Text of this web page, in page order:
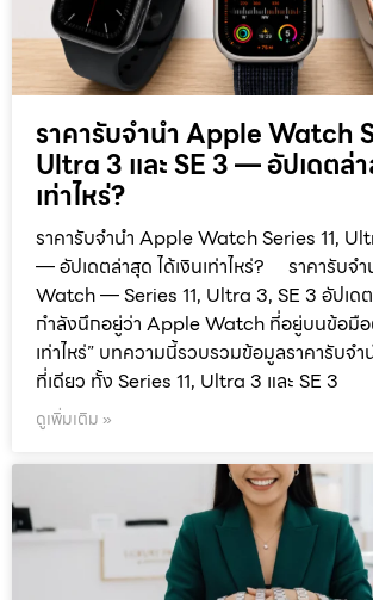
ราคารับจำนำ Apple Watch
Ultra 3 และ SE 3 — อัปเดตล่า
เท่าไหร่?
ราคารับจำนำ Apple Watch Series 11,
— อัปเดตล่าสุด ได้เงินเท่าไหร่? ราคารับจ
Watch — Series 11, Ultra 3, SE 3 อัปเด
กำลังนึกอยู่ว่า Apple Watch ที่อยู่บนข้อมือ
เท่าไหร่” บทความนี้รวบรวมข้อมูลราคารับจำ
ที่เดียว ทั้ง Series 11, Ultra 3 และ SE 3
ดูเพิ่มเติม »